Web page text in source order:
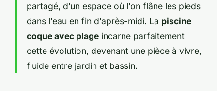
partagé, d’un espace où l’on flâne les pieds
dans l’eau en fin d’après-midi. La piscine
coque avec plage incarne parfaitement
cette évolution, devenant une pièce à vivre,
fluide entre jardin et bassin.